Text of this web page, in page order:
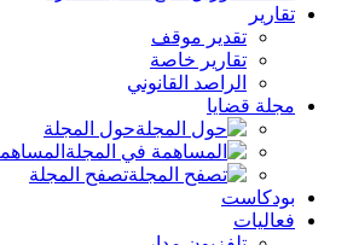
تقارير
تقدير موقف
تقارير خاصة
الراصد القانوني
مجلة قضايا
حول المجلة
تصفح المجلة
بودكاست
فعاليات